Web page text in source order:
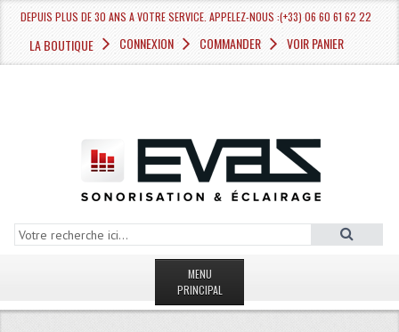
DEPUIS PLUS DE 30 ANS A VOTRE SERVICE. APPELEZ-NOUS :(+33) 06 60 61 62 22
LA BOUTIQUE CONNEXION COMMANDER VOIR PANIER
MENU
PRINCIPAL